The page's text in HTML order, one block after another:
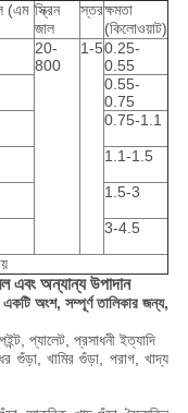
(এম স্ক্রিন
জাল
স্তরক্ষমতা
(কিলোওয়াট)
20-
800
1-50.25-
0.55
0.55-
0.75
0.75-1.1
1.1-1.5
1.5-3
3-4.5
এবং অন্যান্য উপাদান
একটি অংশ, সম্পূর্ণ তালিকার জন্য,
প্যালেট, প্রসাধনী ইত্যাদি
গুঁড়া, খামির গুঁড়া, পরাগ, খাদ্য